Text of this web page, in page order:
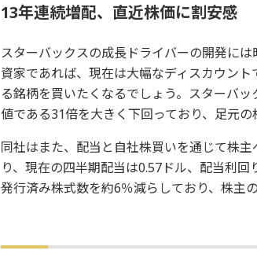
13年連続増配、直近株価に割安感
スターバックスの成長ドライバーの開発に
資家であれば、現在は大幅なディスカウン
る銘柄を買いたくなるでしょう。スターバ
値である31倍を大きく下回っており、足元の
同社はまた、配当と自社株買いを通じて株
り、現在の四半期配当は0.57ドル、配当利回
発行済み株式数を約6％減らしており、株主